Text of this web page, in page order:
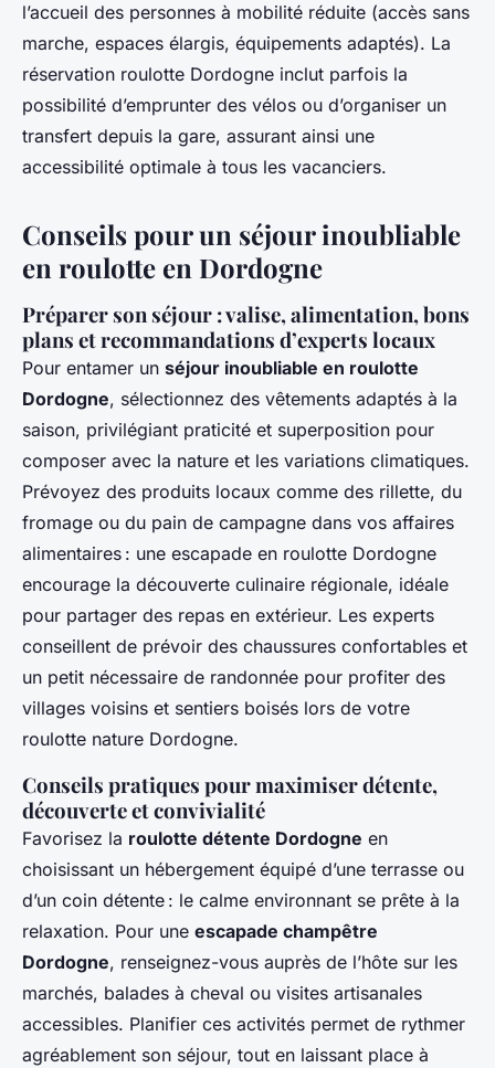
l’accueil des personnes à mobilité réduite (accès sans
marche, espaces élargis, équipements adaptés). La
réservation roulotte Dordogne inclut parfois la
possibilité d’emprunter des vélos ou d’organiser un
transfert depuis la gare, assurant ainsi une
accessibilité optimale à tous les vacanciers.
Conseils pour un séjour inoubliable
en roulotte en Dordogne
Préparer son séjour : valise, alimentation, bons
plans et recommandations d’experts locaux
Pour entamer un séjour inoubliable en roulotte
Dordogne, sélectionnez des vêtements adaptés à la
saison, privilégiant praticité et superposition pour
composer avec la nature et les variations climatiques.
Prévoyez des produits locaux comme des rillette, du
fromage ou du pain de campagne dans vos affaires
alimentaires : une escapade en roulotte Dordogne
encourage la découverte culinaire régionale, idéale
pour partager des repas en extérieur. Les experts
conseillent de prévoir des chaussures confortables et
un petit nécessaire de randonnée pour profiter des
villages voisins et sentiers boisés lors de votre
roulotte nature Dordogne.
Conseils pratiques pour maximiser détente,
découverte et convivialité
Favorisez la roulotte détente Dordogne en
choisissant un hébergement équipé d’une terrasse ou
d’un coin détente : le calme environnant se prête à la
relaxation. Pour une escapade champêtre
Dordogne, renseignez-vous auprès de l’hôte sur les
marchés, balades à cheval ou visites artisanales
accessibles. Planifier ces activités permet de rythmer
agréablement son séjour, tout en laissant place à